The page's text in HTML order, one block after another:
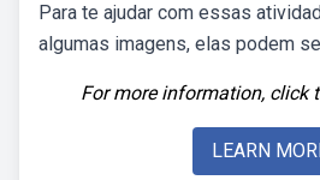
Para te ajudar com essas
algumas imagens, elas podem
For more information, click
LEARN